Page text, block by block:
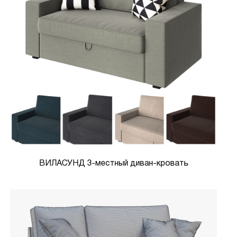
ВИЛАСУНД 3-местный диван-кровать